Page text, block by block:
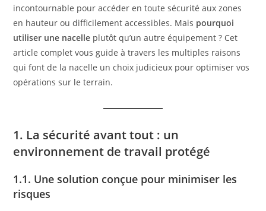
incontournable pour accéder en toute sécurité aux zones
en hauteur ou difficilement accessibles. Mais pourquoi
utiliser une nacelle plutôt qu’un autre équipement ? Cet
article complet vous guide à travers les multiples raisons
qui font de la nacelle un choix judicieux pour optimiser vos
opérations sur le terrain.
1. La sécurité avant tout : un
environnement de travail protégé
1.1. Une solution conçue pour minimiser les
risques